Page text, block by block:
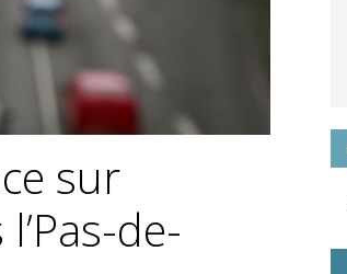
sur
de-